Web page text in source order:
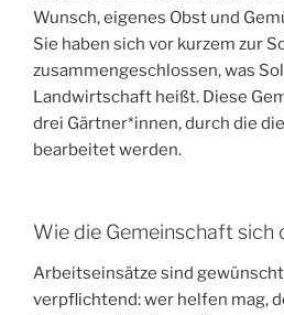
Wunsch, eigenes Obst und
Sie haben sich vor kurzem zur
zusammengeschlossen, was
Landwirtschaft heißt. Diese
drei Gärtner*innen, durch die
bearbeitet werden.
Wie die Gemeinschaft sich
Arbeitseinsätze sind
verpflichtend: wer helfen mag,